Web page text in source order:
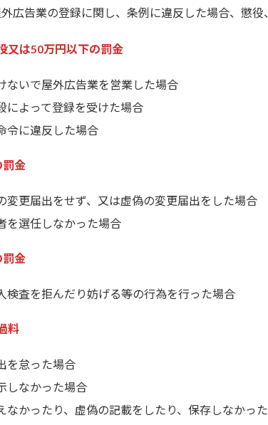
広告業の登録に関し、条例に違反した場合、懲役
又は50万円以下の罰金
ないで屋外広告業を営業した場合
によって登録を受けた場合
令に違反した場合
罰金
変更届出をせず、又は虚偽の変更届出をした場合
を選任しなかった場合
罰金
検査を拒んだり妨げる等の行為を行った場合
料
を怠った場合
しなかった場合
なかったり、虚偽の記載をしたり、保存しなかっ